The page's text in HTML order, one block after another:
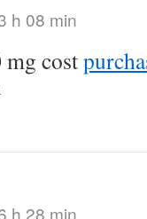
h 08 min
cost
h 28 min